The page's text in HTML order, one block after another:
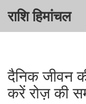
राशि हिमांचल
दैनिक जीवन
करें रोज़ की